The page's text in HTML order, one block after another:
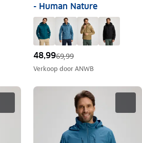
- Human Nature
48,9969,99
Verkoop doorANWB